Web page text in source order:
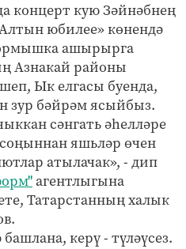
концерт кую Зәйнәбнең
юбилее» көнендә
ашырырга
Азнакай районы
Ык елгасы буенда,
зур бәйрәм ясыйбыз.
сәнгать әһелләре
яшьләр өчен
атылачак», - дип
агентлыгына
Татарстанның халык
керү - түләүсез.